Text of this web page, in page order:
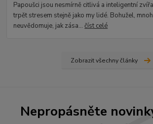
Papoušci jsou nesmírně citlivá a inteligentní
trpět stresem stejně jako my lidé. Bohužel,
neuvědomuje, jak zása...číst celé
Zobrazit všechny články
Nepropásněte